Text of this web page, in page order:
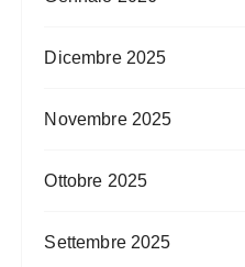
Dicembre 2025
Novembre 2025
Ottobre 2025
Settembre 2025